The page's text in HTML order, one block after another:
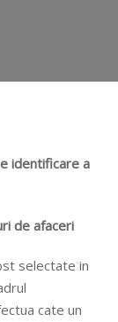
identificare a
de afaceri
selectate in
cate un